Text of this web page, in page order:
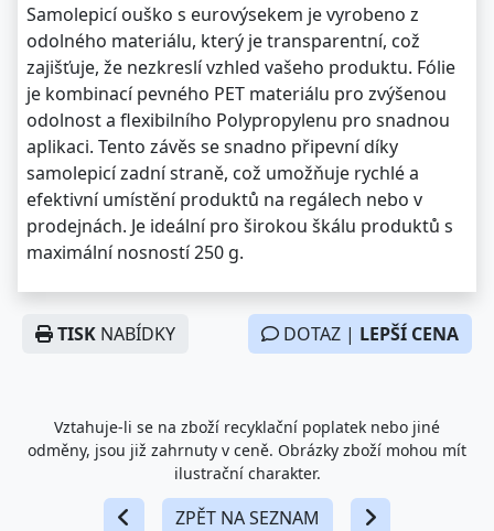
Samolepicí ouško s eurovýsekem je vyrobeno z
odolného materiálu, který je transparentní, což
zajišťuje, že nezkreslí vzhled vašeho produktu. Fólie
je kombinací pevného PET materiálu pro zvýšenou
odolnost a flexibilního Polypropylenu pro snadnou
aplikaci. Tento závěs se snadno připevní díky
samolepicí zadní straně, což umožňuje rychlé a
efektivní umístění produktů na regálech nebo v
prodejnách. Je ideální pro širokou škálu produktů s
maximální nosností 250 g.
TISK NABÍDKY DOTAZ | LEPŠÍ CENA
Vztahuje-li se na zboží recyklační poplatek nebo jiné
odměny, jsou již zahrnuty v ceně. Obrázky zboží mohou mít
ilustrační charakter.
ZPĚT NA SEZNAM